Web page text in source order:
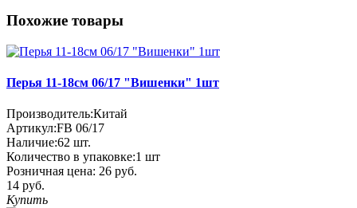
Похожие товары
Перья 11-18см 06/17 "Вишенки" 1шт
Производитель:Китай
Артикул:FB 06/17
Наличие:62 шт.
Количество в упаковке:1 шт
Розничная цена: 26 руб.
14 руб.
Купить